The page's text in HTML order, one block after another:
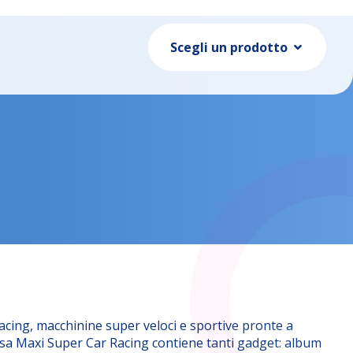
Scegli un prodotto
macchinine super veloci e sportive pronte a
Maxi Super Car Racing contiene tanti gadget: album